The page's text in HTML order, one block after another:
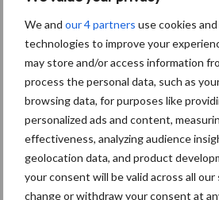
We and our 4 partners use cookies
technologies to improve your
may store and/or access information
process the personal data, such as
browsing data, for purposes like
personalized ads and content,
effectiveness, analyzing audience
geolocation data, and product
your consent will be valid across all our
change or withdraw your consent at
Coronavirus
Toon meer